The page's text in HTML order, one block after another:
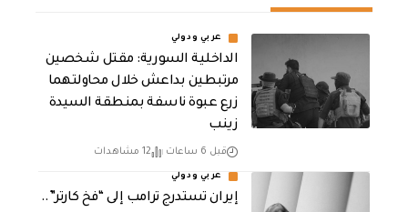
عربي ودولي
الداخلية السورية: مقتل شخصين
مرتبطين بداعش خلال محاولتهما
زرع عبوة ناسفة بمنطقة السيدة
زينب
قبل 6 ساعات 12 مشاهدات
عربي ودولي
إيران تستدرج ترامب إلى “فخ كارتر”..